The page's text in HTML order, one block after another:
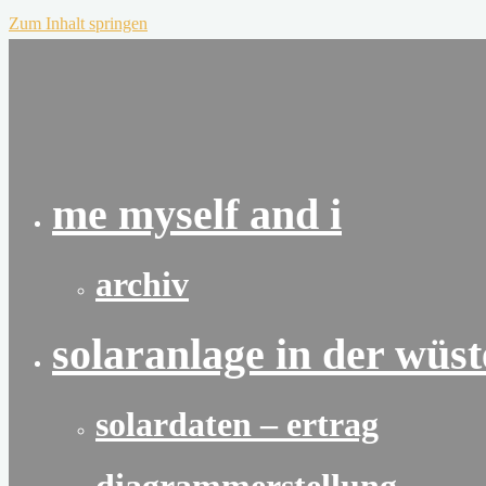
Zum Inhalt springen
me myself and i
archiv
solaranlage in der
solardaten – ertrag